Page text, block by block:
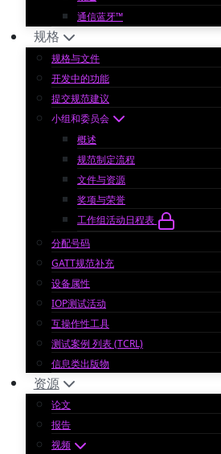
通信蓝牙™
规格
规格与文件
开发中的功能
提交规范建议
小组和委员会
概述
规范制定流程
文件与资源
奖项与荣誉
工作组活动日程表
分配号码
GATT规范补充
设备属性
IOP测试活动
互操作性工具
测试案例 列表 (TCRL)
信息类出版物
资源
论文
报告
视频